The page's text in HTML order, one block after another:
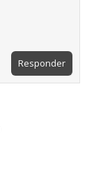
Responder